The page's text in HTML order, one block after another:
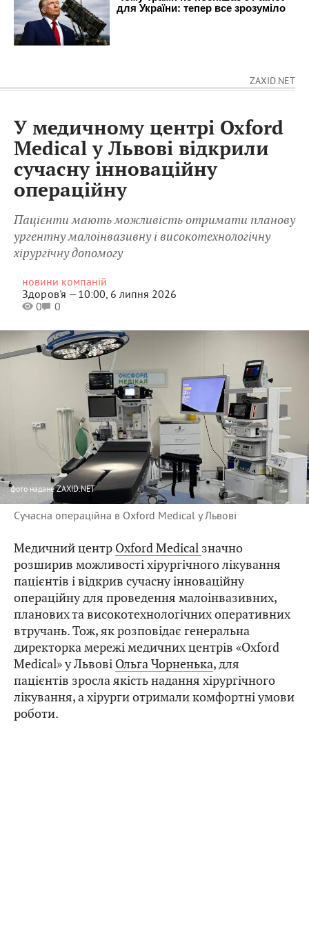
ZAXID.NET
У медичному центрі Oxford
Medical у Львові відкрили
сучасну інноваційну
операційну
Пацієнти мають можливість отримати планову
ургентну малоінвазивну і високотехнологічну
хірургічну допомогу
новини компаній
Здоров'я —10:00, 6 липня 2026
0
0
фото надане ZAXID.NET
Сучасна операційна в Oxford Medical у Львові
Медичний центр Oxford Medical значно
розширив можливості хірургічного лікування
пацієнтів і відкрив сучасну інноваційну
операційну для проведення малоінвазивних,
планових та високотехнологічних оперативних
втручань. Тож, як розповідає генеральна
директорка мережі медичних центрів «Oxford
Medical» у Львові Ольга Чорненька, для
пацієнтів зросла якість надання хірургічного
лікування, а хірурги отримали комфортні умови
роботи.